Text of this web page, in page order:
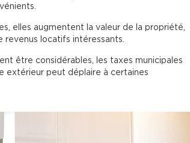
elles augmentent la valeur de la propriété,
locatifs intéressants.
être considérables, les taxes municipales
extérieur peut déplaire à certaines